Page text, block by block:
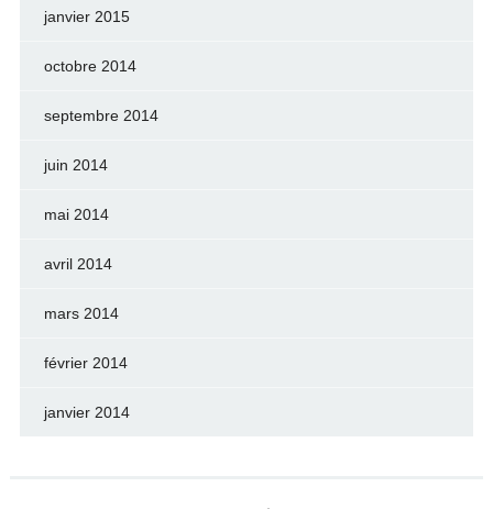
janvier 2015
octobre 2014
septembre 2014
juin 2014
mai 2014
avril 2014
mars 2014
février 2014
janvier 2014